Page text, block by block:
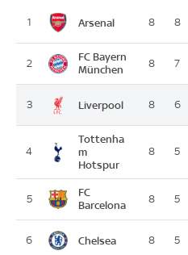
1 Arsenal 8 8
2
FC Bayern
München
8 7
3 Liverpool 8 6
4
Tottenha
m
Hotspur
8 5
5
FC
Barcelona
8 5
6 Chelsea 8 5